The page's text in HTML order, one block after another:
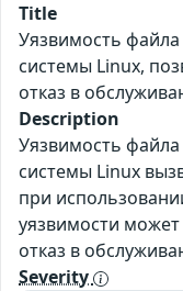
Title
Уязвимость
системы Linux,
отказ в
Description
Уязвимость
системы Linux
при
уязвимости
отказ в
Severity